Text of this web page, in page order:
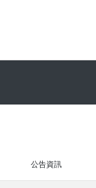
公告資訊